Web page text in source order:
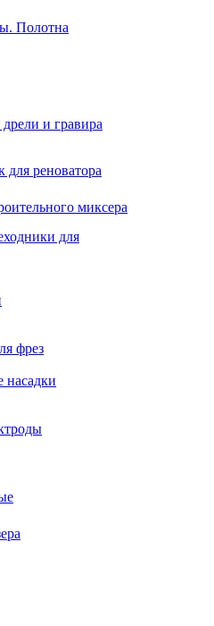
Полотна
и гравира
для реноватора
миксера
для
фрез
насадки